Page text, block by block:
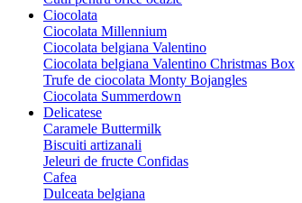
Ciocolata
Ciocolata Millennium
Ciocolata belgiana Valentino
Ciocolata belgiana Valentino Christmas Box
Trufe de ciocolata Monty Bojangles
Ciocolata Summerdown
Delicatese
Caramele Buttermilk
Biscuiti artizanali
Jeleuri de fructe Confidas
Cafea
Dulceata belgiana